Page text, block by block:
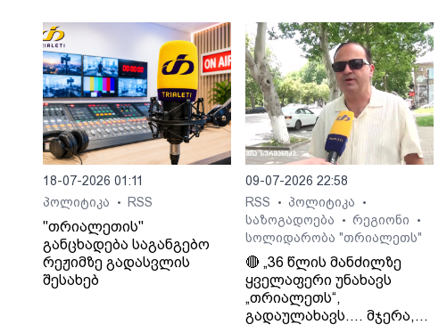
18-07-2026 01:11
პოლიტიკა
• RSS
"თრიალეთის"
განცხადება საგანგებო
რეჟიმზე გადასვლის
შესახებ
09-07-2026 22:58
RSS
• პოლიტიკა •
საზოგადოება • რეგიონი •
სოლიდარობა "თრიალეთს"
🔴 „36 წლის მანძილზე
ყველაფერი უნახავს
„თრიალეთს“,
გადაულახავს.... მჯერა,